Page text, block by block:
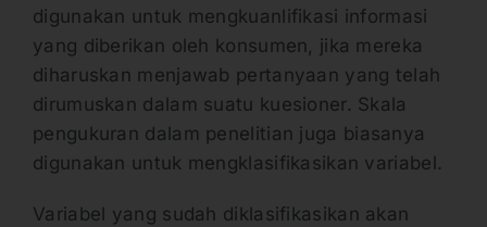
digunakan untuk mengkuanlifikasi informasi
yang diberikan oleh konsumen, jika mereka
diharuskan menjawab pertanyaan yang telah
dirumuskan dalam suatu kuesioner. Skala
pengukuran dalam penelitian juga biasanya
digunakan untuk mengklasifikasikan variabel.
Variabel yang sudah diklasifikasikan akan